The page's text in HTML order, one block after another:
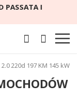
PASSATA I
220d 197 KM 145 kW